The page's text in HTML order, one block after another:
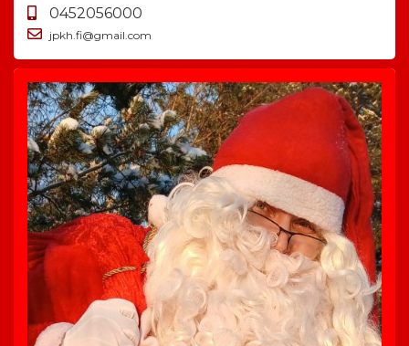
0452056000
jpkh.fi@gmail.com